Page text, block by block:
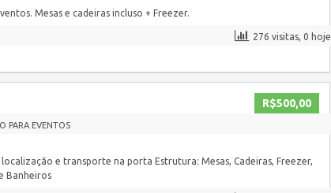
Mesas e cadeiras incluso + Freezer.
276 visitas, 0 hoje
R$500,00
PARA EVENTOS
e transporte na porta Estrutura: Mesas, Cadeiras, Freezer,
Banheiros